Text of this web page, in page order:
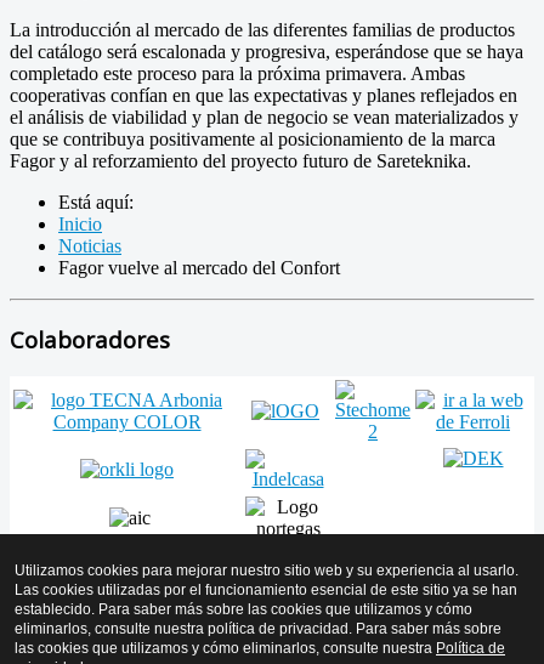
La introducción al mercado de las diferentes familias de productos
del catálogo será escalonada y progresiva, esperándose que se haya
completado este proceso para la próxima primavera. Ambas
cooperativas confían en que las expectativas y planes reflejados en
el análisis de viabilidad y plan de negocio se vean materializados y
que se contribuya positivamente al posicionamiento de la marca
Fagor y al reforzamiento del proyecto futuro de Sareteknika.
Está aquí:
Inicio
Noticias
Fagor vuelve al mercado del Confort
Colaboradores
Volver arriba
© 2026 AMICYF - Asociación Mantenedores de Instalaciones de
Utilizamos cookies para mejorar nuestro sitio web y su experiencia al usarlo.
Las cookies utilizadas por el funcionamiento esencial de este sitio ya se han
establecido. Para saber más sobre las cookies que utilizamos y cómo
eliminarlos, consulte nuestra política de privacidad. Para saber más sobre
las cookies que utilizamos y cómo eliminarlos, consulte nuestra Política de